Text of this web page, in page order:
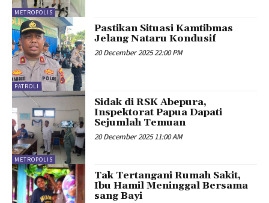
METROPOLIS
PATROLI
Pastikan Situasi Kamtibmas
Jelang Nataru Kondusif
20 December 2025 22:00 PM
METROPOLIS
Sidak di RSK Abepura,
Inspektorat Papua Dapati
Sejumlah Temuan
20 December 2025 11:00 AM
Tak Tertangani Rumah Sakit,
Ibu Hamil Meninggal Bersama
sang Bayi